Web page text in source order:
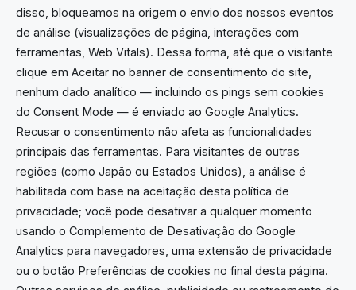
disso, bloqueamos na origem o envio dos nossos eventos
de análise (visualizações de página, interações com
ferramentas, Web Vitals). Dessa forma, até que o visitante
clique em Aceitar no banner de consentimento do site,
nenhum dado analítico — incluindo os pings sem cookies
do Consent Mode — é enviado ao Google Analytics.
Recusar o consentimento não afeta as funcionalidades
principais das ferramentas. Para visitantes de outras
regiões (como Japão ou Estados Unidos), a análise é
habilitada com base na aceitação desta política de
privacidade; você pode desativar a qualquer momento
usando o Complemento de Desativação do Google
Analytics para navegadores, uma extensão de privacidade
ou o botão Preferências de cookies no final desta página.